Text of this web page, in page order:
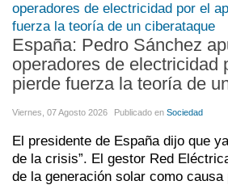
España: Pedro Sánchez
operadores de electricidad
pierde fuerza la teoría de
Viernes, 07 Agosto 2026 Publicado en Sociedad
El presidente de España dijo que
de la crisis”. El gestor Red
de la generación solar como causa